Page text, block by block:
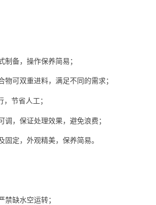
制备，操作保养简易；
物可双重进料，满足不同的需求；
，节省人工；
调，保证处理效果，避免浪费；
固定，外观精美，保养简易。
禁缺水空运转；